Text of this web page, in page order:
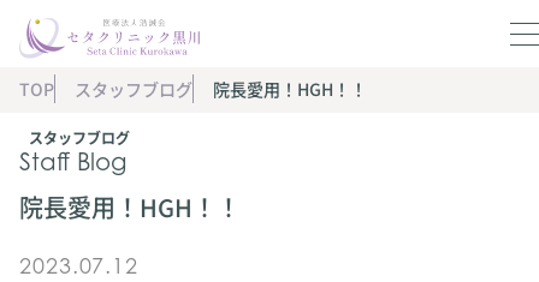
スタッフブログ
Staff Blog
TOP スタッフブログ 院長愛用！HGH！！
院長愛用！HGH！！
2023.07.12